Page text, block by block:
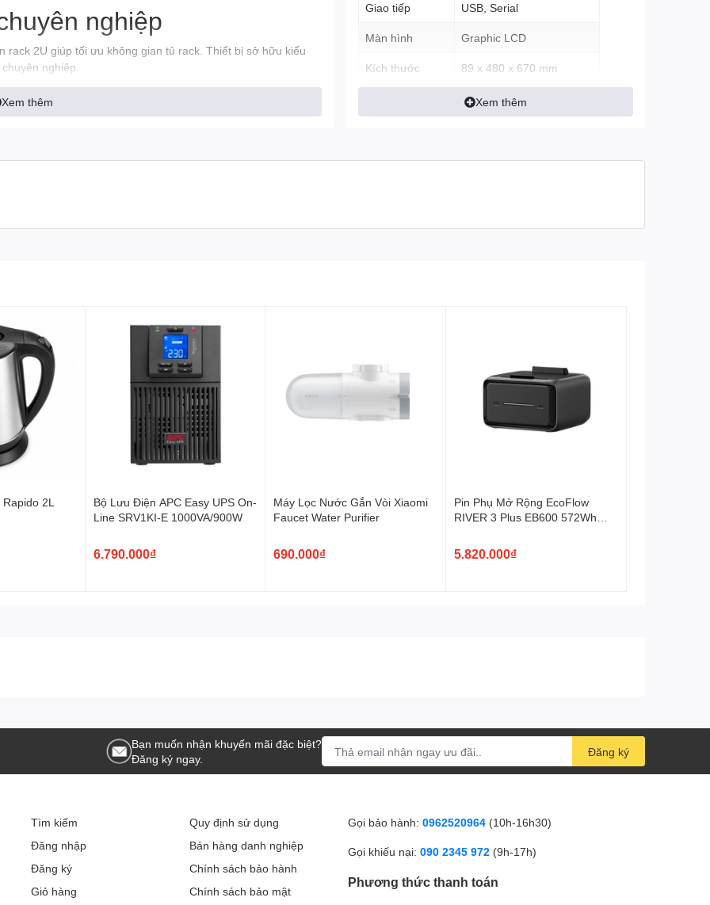
nghiệp
rack 2U giúp tối ưu không gian tủ rack. Thiết bị sở hữu kiểu
nghiệp.
nhu cầu vận hành cho:
ổn định điện áp
thích tốt với server và nguồn Active PFC hiện đại.
dễ quản lý
hiển thị:
cần phần mềm chuyên dụng.
doanh nghiệp.
thể duy trì nguồn điện trong nhiều phút để:
Xem thêm
Giao tiếp USB, Serial
Màn hình Graphic LCD
Kích thước 89 x 480 x 670 mm
41kg
Thời gian sạc Khoảng 3 giờ
Xem thêm
2L
Bộ Lưu Điện APC Easy UPS On-
Line SRV1KI-E 1000VA/900W
6.790.000₫
Máy Lọc Nước Gắn Vòi Xiaomi
Faucet Water Purifier
690.000₫
Pin Phụ Mở Rộng EcoFlow
RIVER 3 Plus EB600 572Wh
5.820.000₫
Bạn muốn nhận khuyến mãi đặc biệt?
Đăng ký ngay.
Đăng ký
Tìm kiếm
Đăng nhập
Đăng ký
Giỏ hàng
Quy định sử dụng
Bán hàng danh nghiệp
Chính sách bảo hành
Chính sách bảo mật
Gọi bảo hành: 0962520964 (10h-16h30)
Gọi khiếu nại: 090 2345 972 (9h-17h)
Phương thức thanh toán